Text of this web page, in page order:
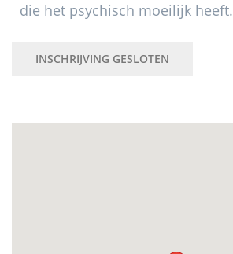
die het psychisch moeilijk heeft.
INSCHRIJVING GESLOTEN
Primaire